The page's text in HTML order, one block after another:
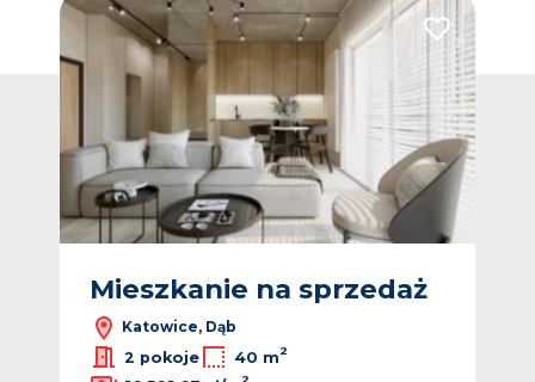
Dodaj do ulubionych Dodaj do
Mieszkanie na sprzedaż
Katowice, Dąb
2 pokoje
40 m2
2